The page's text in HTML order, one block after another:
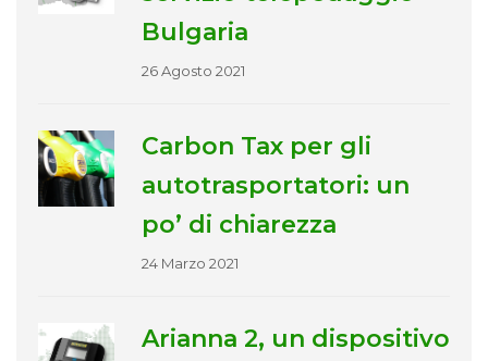
Bulgaria
26 Agosto 2021
Carbon Tax per gli
autotrasportatori: un
po’ di chiarezza
24 Marzo 2021
Arianna 2, un dispositivo